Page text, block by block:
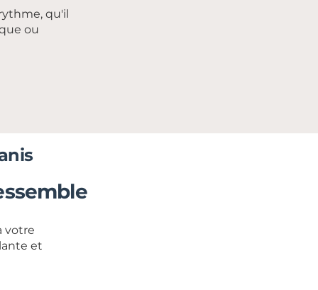
qu'il
ou
votre
et